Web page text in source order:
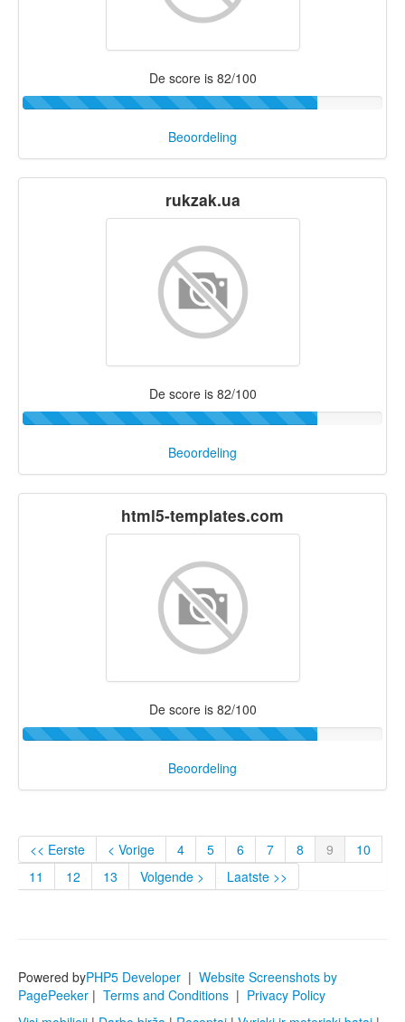
De score is 82/100
Beoordeling
rukzak.ua
De score is 82/100
Beoordeling
html5-templates.com
De score is 82/100
Beoordeling
<< Eerste < Vorige 4 5 6 7 8 9
10
11
12 13 Volgende > Laatste >>
Powered byPHP5 Developer | Website Screenshots by
PagePeeker | Terms and Conditions | Privacy Policy